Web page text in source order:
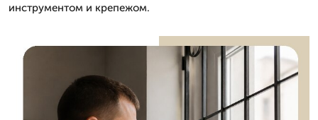
инструментом и крепежом.